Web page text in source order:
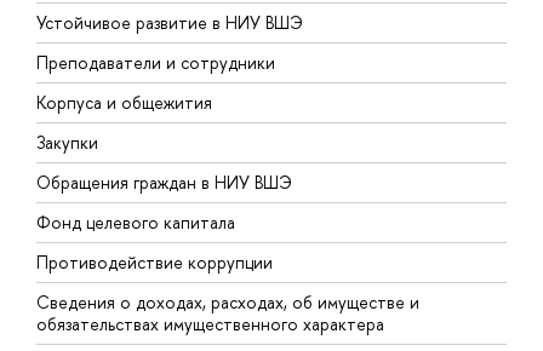
Устойчивое развитие в НИУ ВШЭ
Преподаватели и сотрудники
Корпуса и общежития
Закупки
Обращения граждан в НИУ ВШЭ
Фонд целевого капитала
Противодействие коррупции
Сведения о доходах, расходах, об имуществе и
обязательствах имущественного характера